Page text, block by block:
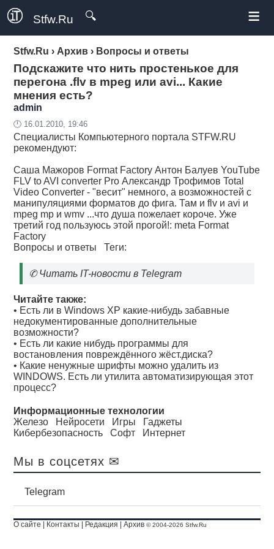
Stfw.Ru 🔍 ≡
Stfw.Ru › Архив › Вопросы и ответы
Подскажите что нить простенькое для
перегона .flv в mpeg или avi... Какие
мнения есть?
admin
🕛 16.01.2010, 19:46
Специалисты Компьютерного портала STFW.RU
рекомендуют:
Саша Мажоров Format Factory Антон Балуев YouTube
FLV to AVI converter Pro Александр Трофимов Total
Video Converter - "весит" немного, а возможностей с
манипуляциями форматов до фига. Там и flv и avi и
mpeg mp и wmv ...что душа пожелает короче. Уже
третий год пользуюсь этой прогой!: meta Format
Factory
Вопросы и ответы Теги:
✆Читать IT-новости в Telegram
Читайте также:
• Есть ли в Windows XP какие-нибудь забавные
недокументированные дополнительные
возможности?
• Есть ли какие нибудь программы для
востановления повреждённого жёст.диска?
• Какие ненужные шрифты можно удалить из
WINDOWS. Есть ли утилита автоматизирующая этот
процесс?
Информационные технологии
Железо
Нейросети Игры
Гаджеты
Кибербезопасность
Софт Интернет
Мы в соцсетях ✉
Telegram
О сайте Контакты Редакция |Архив © 2004-2026 Stfw.Ru